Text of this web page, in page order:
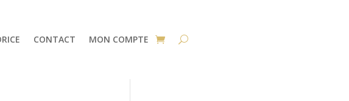
CONTACT MON COMPTE